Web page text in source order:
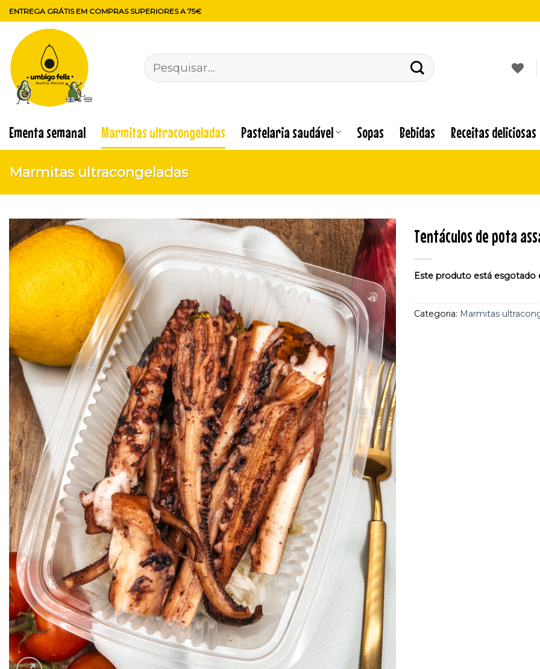
Skip
to
content
ENTREGA GRÁTIS EM COMPRAS SUPERIORES A 75€
Pesquisar
por:
Ementa semanal Marmitas ultracongeladas Pastelaria saudável Sopas Bebidas Receitas deliciosas
Marmitas ultracongeladas
Adicionar
aos
favoritos
Tentáculos de pota
Este produto está esgotado
Categoria: Marmitas